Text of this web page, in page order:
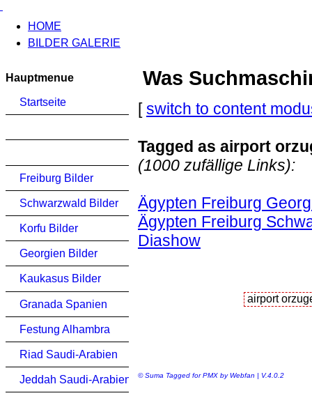
HOME
BILDER GALERIE
Hauptmenue
Startseite
Freiburg Bilder
Schwarzwald Bilder
Korfu Bilder
Georgien Bilder
Kaukasus Bilder
Granada Spanien
Festung Alhambra
Riad Saudi-Arabien
Jeddah Saudi-Arabien
Was
[switch to content
Tagged as airport
(1000 zufällige Links):
Ägypten Freiburg
Ägypten Freiburg
Diashow
© Suma Tagged for PMX by Webfan | V.4.0.2